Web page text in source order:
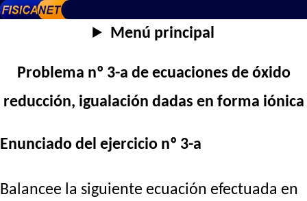
Menú principal
Problema nº 3-a de ecuaciones de óxido
reducción, igualación dadas en forma iónica
Enunciado del ejercicio nº 3-a
Balancee la siguiente ecuación efectuada en